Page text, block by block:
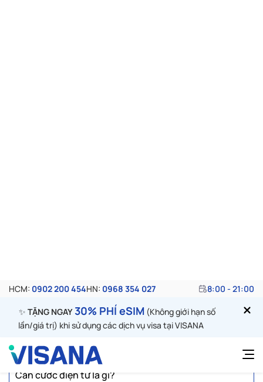
những công dân đã có tài khoản định danh điện tử mức
cho các câu hỏi: Căn cước điện tử là gì? Tại sao nên sử
dụng căn cước điện tử?
Mục lục
Căn cước điện tử là gì?